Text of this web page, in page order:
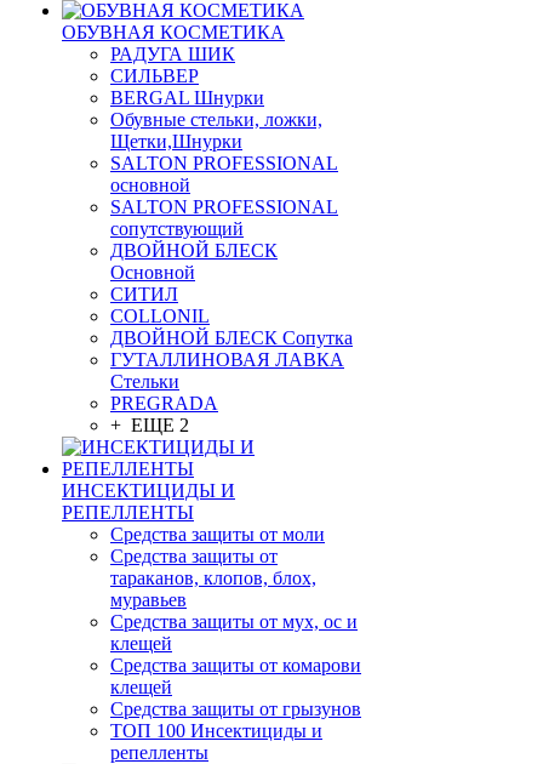
ОБУВНАЯ КОСМЕТИКА
РАДУГА ШИК
СИЛЬВЕР
BERGAL Шнурки
Обувные стельки, ложки,
Щетки,Шнурки
SALTON PROFESSIONAL
основной
SALTON PROFESSIONAL
сопутствующий
ДВОЙНОЙ БЛЕСК
Основной
СИТИЛ
COLLONIL
ДВОЙНОЙ БЛЕСК Сопутка
ГУТАЛЛИНОВАЯ ЛАВКА
Стельки
PREGRADA
+ ЕЩЕ 2
ИНСЕКТИЦИДЫ И
РЕПЕЛЛЕНТЫ
Средства защиты от моли
Средства защиты от
тараканов, клопов, блох,
муравьев
Средства защиты от мух, ос и
клещей
Средства защиты от комарови
клещей
Средства защиты от грызунов
ТОП 100 Инсектициды и
репелленты